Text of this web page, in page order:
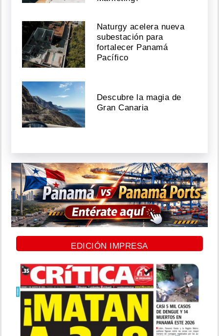
Naturgy acelera nueva
subestación para
fortalecer Panamá
Pacífico
Descubre la magia de
Gran Canaria
EDICIÓN IMPRESA